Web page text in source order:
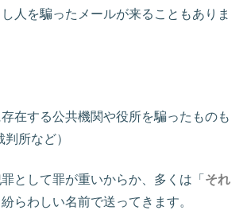
人を騙ったメールが来ることもありま
在する公共機関や役所を騙ったものも
所など）
として罪が重いからか、多くは「 それ
紛らわしい名前で送ってきます。